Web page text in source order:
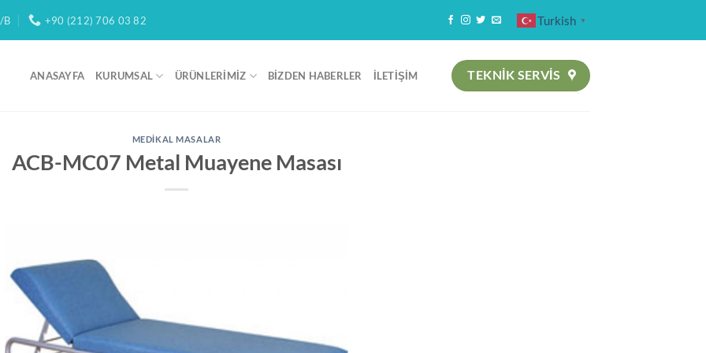
B +90 (212) 706 03 82 Turkish ▼
ANASAYFA KURUMSAL ÜRÜNLERIMIZ BIZDEN HABERLER İLETIŞIM TEKNIK SERVİS
MEDIKAL MASALAR
ACB-MC07 Metal Muayene Masası